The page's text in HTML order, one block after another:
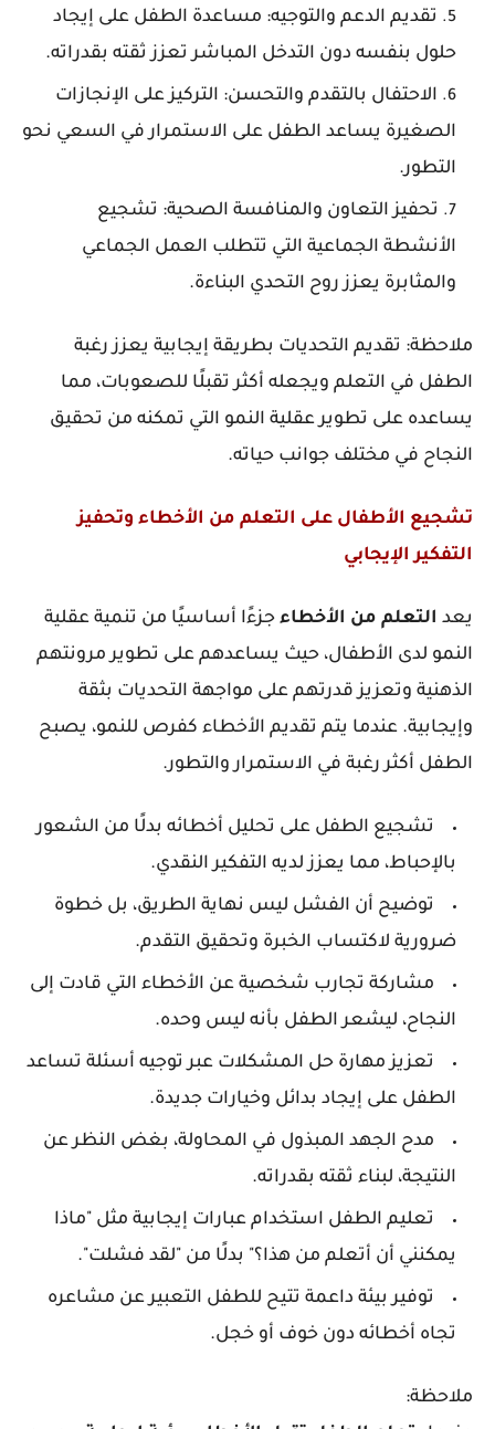
تقديم الدعم والتوجيه: مساعدة الطفل على إيجاد
حلول بنفسه دون التدخل المباشر تعزز ثقته بقدراته.
الاحتفال بالتقدم والتحسن: التركيز على الإنجازات
الصغيرة يساعد الطفل على الاستمرار في السعي نحو
التطور.
تحفيز التعاون والمنافسة الصحية: تشجيع
الأنشطة الجماعية التي تتطلب العمل الجماعي
والمثابرة يعزز روح التحدي البناءة.
ملاحظة: تقديم التحديات بطريقة إيجابية يعزز رغبة
الطفل في التعلم ويجعله أكثر تقبلًا للصعوبات، مما
يساعده على تطوير عقلية النمو التي تمكنه من تحقيق
النجاح في مختلف جوانب حياته.
تشجيع الأطفال على التعلم من الأخطاء وتحفيز
التفكير الإيجابي
يعد التعلم من الأخطاء جزءًا أساسيًا من تنمية عقلية
النمو لدى الأطفال، حيث يساعدهم على تطوير مرونتهم
الذهنية وتعزيز قدرتهم على مواجهة التحديات بثقة
وإيجابية. عندما يتم تقديم الأخطاء كفرص للنمو، يصبح
الطفل أكثر رغبة في الاستمرار والتطور.
تشجيع الطفل على تحليل أخطائه بدلًا من الشعور
بالإحباط، مما يعزز لديه التفكير النقدي.
توضيح أن الفشل ليس نهاية الطريق، بل خطوة
ضرورية لاكتساب الخبرة وتحقيق التقدم.
مشاركة تجارب شخصية عن الأخطاء التي قادت إلى
النجاح، ليشعر الطفل بأنه ليس وحده.
تعزيز مهارة حل المشكلات عبر توجيه أسئلة تساعد
الطفل على إيجاد بدائل وخيارات جديدة.
مدح الجهد المبذول في المحاولة، بغض النظر عن
النتيجة، لبناء ثقته بقدراته.
تعليم الطفل استخدام عبارات إيجابية مثل "ماذا
يمكنني أن أتعلم من هذا؟" بدلًا من "لقد فشلت".
توفير بيئة داعمة تتيح للطفل التعبير عن مشاعره
تجاه أخطائه دون خوف أو خجل.
ملاحظة: